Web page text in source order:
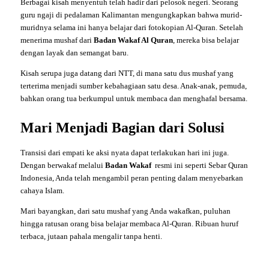
Berbagai kisah menyentuh telah hadir dari pelosok negeri. Seorang
guru ngaji di pedalaman Kalimantan mengungkapkan bahwa murid-
muridnya selama ini hanya belajar dari fotokopian Al-Quran. Setelah
menerima mushaf dari Badan Wakaf Al Quran, mereka bisa belajar
dengan layak dan semangat baru.
Kisah serupa juga datang dari NTT, di mana satu dus mushaf yang
terterima menjadi sumber kebahagiaan satu desa. Anak-anak, pemuda,
bahkan orang tua berkumpul untuk membaca dan menghafal bersama.
Mari Menjadi Bagian dari Solusi
Transisi dari empati ke aksi nyata dapat terlakukan hari ini juga.
Dengan berwakaf melalui Badan Wakaf resmi ini seperti Sebar Quran
Indonesia, Anda telah mengambil peran penting dalam menyebarkan
cahaya Islam.
Mari bayangkan, dari satu mushaf yang Anda wakafkan, puluhan
hingga ratusan orang bisa belajar membaca Al-Quran. Ribuan huruf
terbaca, jutaan pahala mengalir tanpa henti.